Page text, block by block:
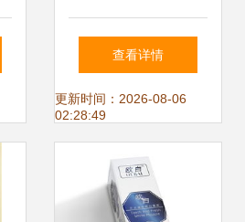
塑 新型椭圆机踏步
及传动结构专利的
力量
查看详情
更新时间：2026-08-06
02:28:49